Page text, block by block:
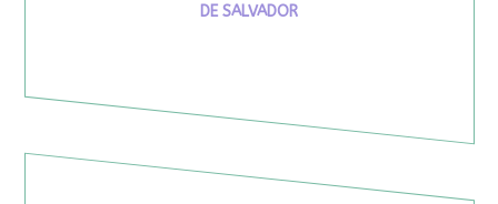
DE SALVADOR